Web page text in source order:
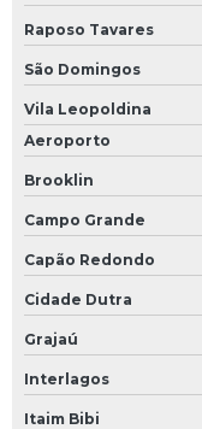
Módulo de entrada plc
Módulo de plc
Módulo fieldbus
Módulo profibus
Monitor industrial
Monitor industrial touch
Placa de i o
Programação de
Programação de
Raposo Tavares
São Domingos
Vila Leopoldina
Aeroporto
Brooklin
Campo Grande
Capão Redondo
Cidade Dutra
Grajaú
Interlagos
Itaim Bibi